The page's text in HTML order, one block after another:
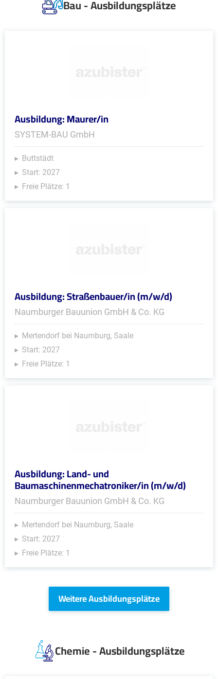
Bau - Ausbildungsplätze
Ausbildung: Maurer/in
SYSTEM-BAU GmbH
Buttstädt
Start: 2027
Freie Plätze: 1
Ausbildung: Straßenbauer/in (m/w/d)
Naumburger Bauunion GmbH & Co. KG
Mertendorf bei Naumburg, Saale
Start: 2027
Freie Plätze: 1
Ausbildung: Land- und
Baumaschinenmechatroniker/in (m/w/d)
Naumburger Bauunion GmbH & Co. KG
Mertendorf bei Naumburg, Saale
Start: 2027
Freie Plätze: 1
Weitere Ausbildungsplätze
Chemie - Ausbildungsplätze